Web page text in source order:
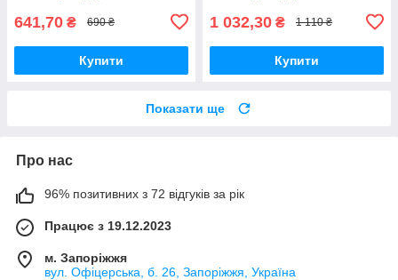
641,70 ₴ 690 ₴
Купити
1 032,30 ₴ 1 110 ₴
Купити
Показати ще
Про нас
96% позитивних з 72 відгуків за рік
Працює з 19.12.2023
м. Запоріжжя
вул. Офіцерська, б. 26, Запоріжжя, Україна